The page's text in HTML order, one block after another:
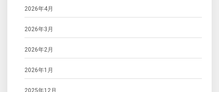
2026年4月
2026年3月
2026年2月
2026年1月